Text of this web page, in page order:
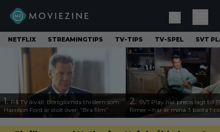
NETFLIX STREAMINGTIPS TV-TIPS TV-SPEL SVT
1. På TV ikväll: Bortglömda thrillern som
Harrison Ford är stolt över: ”Bra film”
2. SVT Play har precis lagt till
filmer – här är mina 3 bästa tips